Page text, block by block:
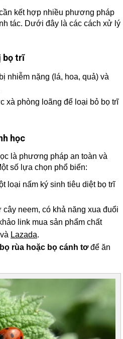
kết hợp nhiều phương pháp
tác. Dưới đây là các cách xử lý
bọ trĩ
nhiễm nặng (lá, hoa, quả) và
xà phòng loãng để loại bỏ bọ trĩ
học
là phương pháp an toàn và
số lựa chọn phổ biến:
loại nấm ký sinh tiêu diệt bọ trĩ
cây neem, có khả năng xua đuổi
link mua sản phẩm chất
và Lazada.
bọ rùa hoặc bọ cánh tơđể ăn